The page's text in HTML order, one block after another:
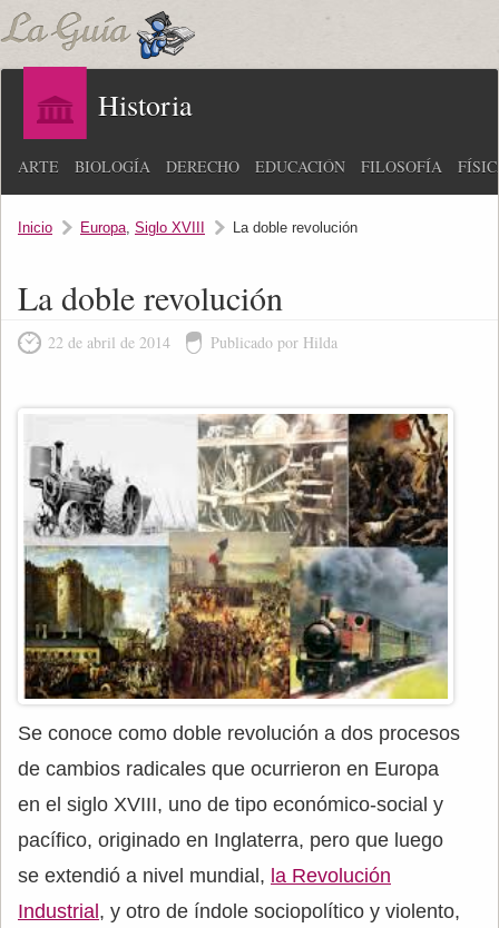
Historia
ARTE BIOLOGÍA DERECHO EDUCACIÓN FILOSOFÍA
Inicio Europa, Siglo XVIII La doble revolución
La doble revolución
22 de abril de 2014 Publicado por Hilda
Se conoce como doble revolución a dos procesos
de cambios radicales que ocurrieron en Europa
en el siglo XVIII, uno de tipo económico-social y
pacífico, originado en Inglaterra, pero que luego
se extendió a nivel mundial, la Revolución
Industrial, y otro de índole sociopolítico y violento,